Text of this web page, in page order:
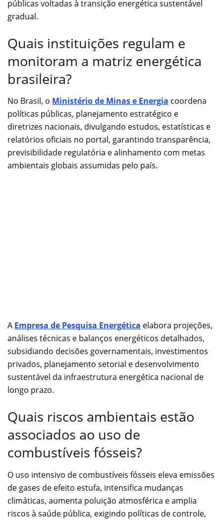
públicas voltadas à transição energética sustentável
gradual.
Quais instituições regulam e
monitoram a matriz energética
brasileira?
No Brasil, o Ministério de Minas e Energia coordena
políticas públicas, planejamento estratégico e
diretrizes nacionais, divulgando estudos, estatísticas e
relatórios oficiais no portal, garantindo transparência,
previsibilidade regulatória e alinhamento com metas
ambientais globais assumidas pelo país.
A Empresa de Pesquisa Energética elabora projeções,
análises técnicas e balanços energéticos detalhados,
subsidiando decisões governamentais, investimentos
privados, planejamento setorial e desenvolvimento
sustentável da infraestrutura energética nacional de
longo prazo.
Quais riscos ambientais estão
associados ao uso de
combustíveis fósseis?
O uso intensivo de combustíveis fósseis eleva emissões
de gases de efeito estufa, intensifica mudanças
climáticas, aumenta poluição atmosférica e amplia
riscos à saúde pública, exigindo políticas de controle,